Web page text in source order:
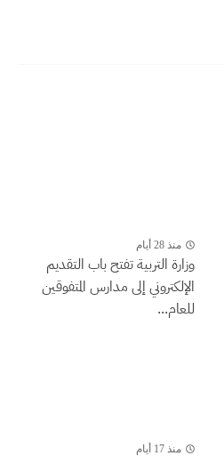
منذ 28 أيام
وزارة التربية تفتح باب التقديم
الإلكتروني إلى مدارس المتفوقين
للعام...
منذ 17 أيام